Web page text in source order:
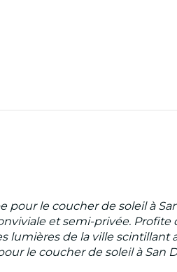
le coucher de soleil à
et semi-privée. Profite
de la ville scintillant
le coucher de soleil à San